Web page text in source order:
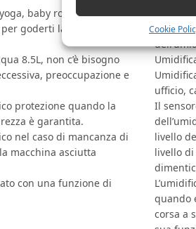
Cookie
baby room, ufficio,
goderti la vita sempre
8.5L, non c’è bisogno
preoccupazione e
protezione quando la
è garantita.
nel caso di mancanza di
macchina asciutta
con una funzione di
preferiti
ufficio,
Il
livello
livello
quando
corsa a